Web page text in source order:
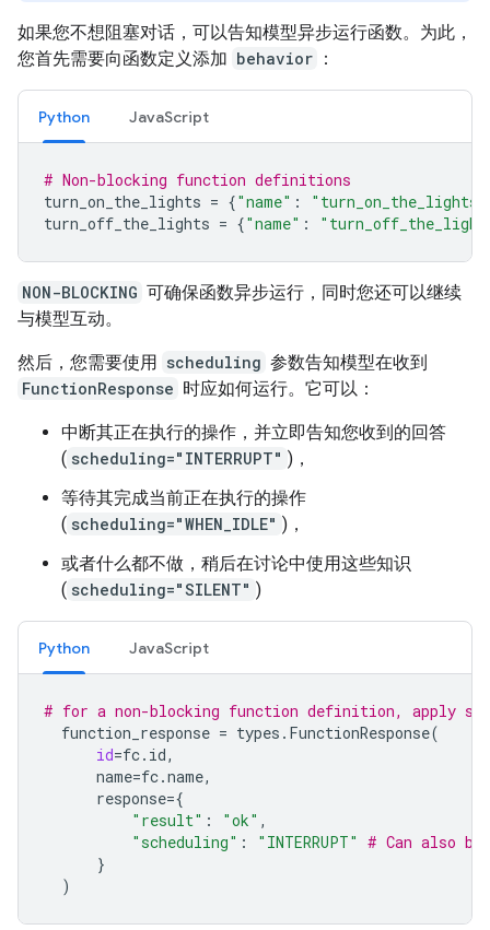
如果您不想阻塞对话，可以告知模型异步运行函数。为此，
您首先需要向函数定义添加 behavior ：
Python JavaScript
# Non-blocking function definitions
turn_on_the_lights = {"name" : "turn_on_the_lights"
turn_off_the_lights = {"name" :
NON-BLOCKING 可确保函数异步运行，同时您还可以继续
与模型互动。
然后，您需要使用 scheduling 参数告知模型在收到
FunctionResponse 时应如何运行。它可以：
中断其正在执行的操作，并立即告知您收到的回答
( scheduling="INTERRUPT" )，
等待其完成当前正在执行的操作
( scheduling="WHEN_IDLE" )，
或者什么都不做，稍后在讨论中使用这些知识
( scheduling="SILENT" )
Python JavaScript
# for a non-blocking function definition, apply
function_response = types . FunctionResponse(
id=fc. id,
name=fc.name,
response={
"result" : "ok" ,
"scheduling" : "INTERRUPT" # Can also be
}
)